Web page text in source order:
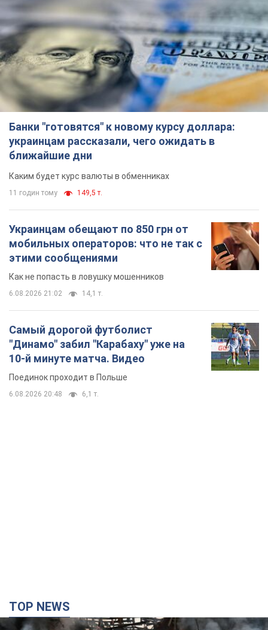
Банки "готовятся" к новому курсу доллара:
украинцам рассказали, чего ожидать в
ближайшие дни
Каким будет курс валюты в обменниках
11 годин тому 149,5 т.
Украинцам обещают по 850 грн от
мобильных операторов: что не так с
этими сообщениями
Как не попасть в ловушку мошенников
6.08.2026 21:02 14,1 т.
Самый дорогой футболист
"Динамо" забил "Карабаху" уже на
10-й минуте матча. Видео
Поединок проходит в Польше
6.08.2026 20:48 6,1 т.
TOP NEWS